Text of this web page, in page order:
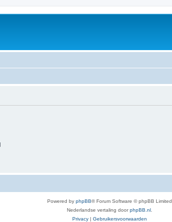
Powered by phpBB® Forum Software © phpBB Limited
Nederlandse vertaling doorphpBB.nl
Privacy | Gebruikersvoorwaarden